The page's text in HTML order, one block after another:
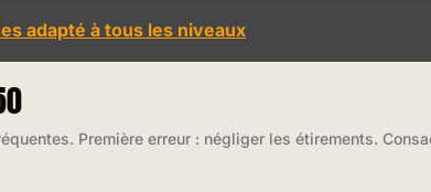
adapté à tous les niveaux
Première erreur : négliger les étirements.